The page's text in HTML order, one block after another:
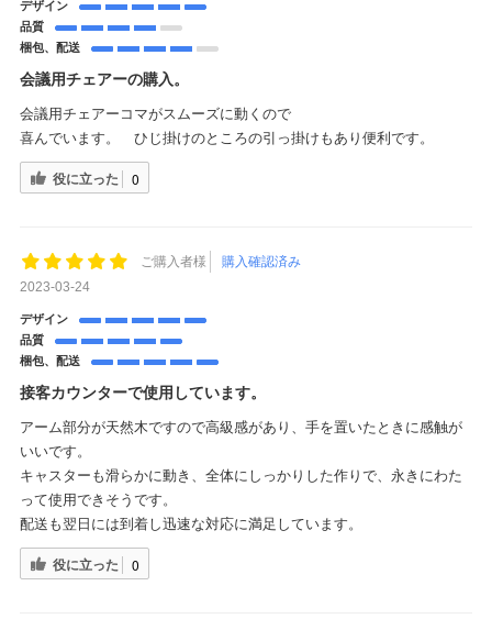
デザイン
品質
梱包、配送
会議用チェアーの購入。
会議用チェアーコマがスムーズに動くので
喜んでいます。 ひじ掛けのところの引っ掛けもあり便利です。
役に立った 0
ご購入者様
購入確認済み
2023-03-24
デザイン
品質
梱包、配送
接客カウンターで使用しています。
アーム部分が天然木ですので高級感があり、手を置いたときに感触が
いいです。
キャスターも滑らかに動き、全体にしっかりした作りで、永きにわた
って使用できそうです。
配送も翌日には到着し迅速な対応に満足しています。
役に立った 0